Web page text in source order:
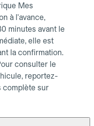
Mes
à l'avance,
minutes avant le
elle est
la confirmation.
consulter le
reportez-
complète sur